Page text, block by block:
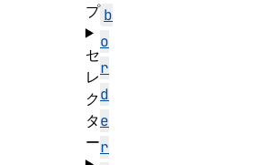
b
o
r
d
e
r
プ
セ
レ
ク
タ
ー